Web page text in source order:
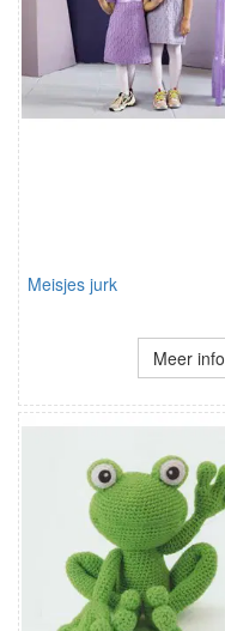
Meisjes jurk
Meer info